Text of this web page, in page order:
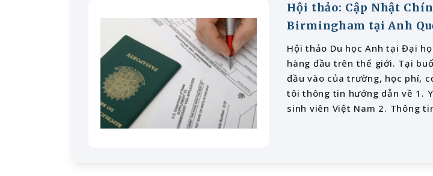
Hội thảo: Cập Nhật
Birmingham tại Anh
Hội thảo Du học Anh tại Đại
hàng đầu trên thế giới. Tại
đầu vào của trường, học phí,
tôi thông tin hướng dẫn về 1.
sinh viên Việt Nam 2. Thông